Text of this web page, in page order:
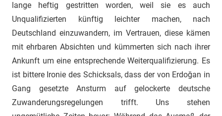
lange heftig gestritten worden, weil sie es auch
Unqualifizierten künftig leichter machen, nach
Deutschland einzuwandern, im Vertrauen, diese kämen
mit ehrbaren Absichten und kümmerten sich nach ihrer
Ankunft um eine entsprechende Weiterqualifizierung. Es
ist bittere Ironie des Schicksals, dass der von Erdoğan in
Gang gesetzte Ansturm auf gelockerte deutsche
Zuwanderungsregelungen trifft. Uns stehen